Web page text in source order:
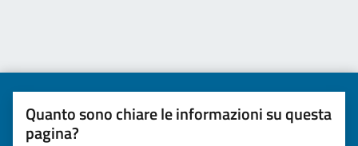
Quanto sono chiare le informazioni su questa
pagina?